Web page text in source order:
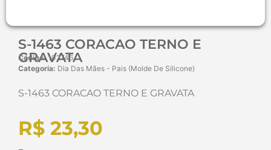
S-1463 CORACAO TERNO E
GRAVATA
Código:102746
Categoria: Dia Das Mães - Pais (Molde De Silicone)
S-1463 CORACAO TERNO E GRAVATA
R$ 23,30